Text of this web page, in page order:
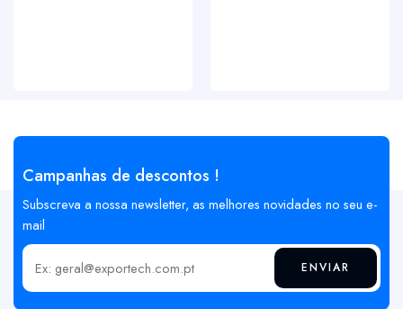
Campanhas de descontos !
Subscreva a nossa newsletter, as melhores novidades no seu e-
mail
Insira o seu email ENVIAR